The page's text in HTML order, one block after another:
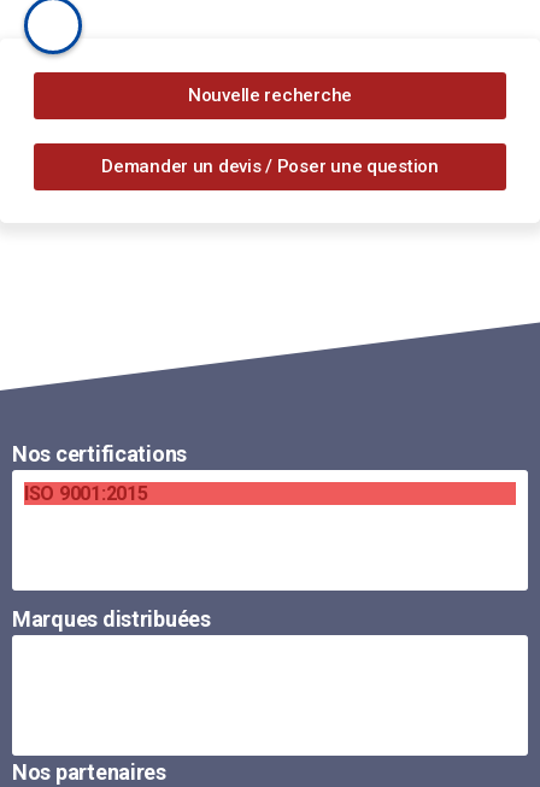
Nouvelle recherche
Demander un devis / Poser une question
Nos certifications
ISO 9001:2015
Marques distribuées
Nos partenaires